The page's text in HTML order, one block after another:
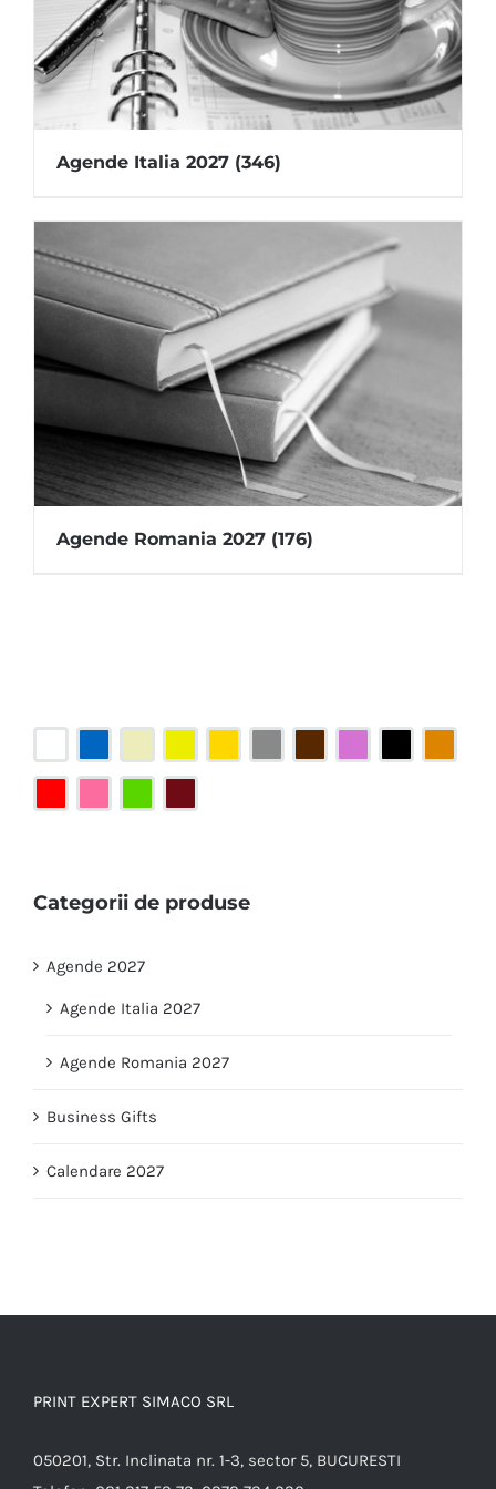
Agende Italia 2027 (346)
Agende Romania 2027 (176)
Categorii de produse
Agende 2027
Agende Italia 2027
Agende Romania 2027
Business Gifts
Calendare 2027
PRINT EXPERT SIMACO SRL
050201, Str. Inclinata nr. 1-3, sector 5, BUCURESTI